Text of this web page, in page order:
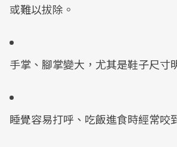
或難以拔除。
手掌、腳掌變大，尤其是鞋子尺寸
睡覺容易打呼、吃飯進食時經常咬